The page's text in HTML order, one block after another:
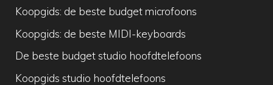
Koopgids: de beste budget microfoons
Koopgids: de beste MIDI-keyboards
De beste budget studio hoofdtelefoons
Koopgids studio hoofdtelefoons